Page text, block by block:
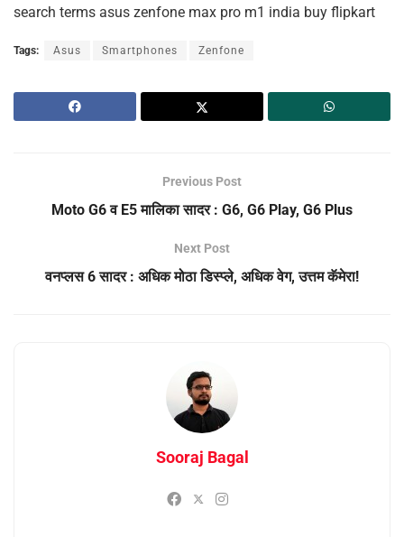
search terms asus zenfone max pro m1 india buy flipkart
Tags: Asus Smartphones Zenfone
Previous Post
Moto G6 व E5 मालिका सादर : G6, G6 Play, G6 Plus
Next Post
वनप्लस 6 सादर : अधिक मोठा डिस्प्ले, अधिक वेग, उत्तम कॅमेरा!
Sooraj Bagal